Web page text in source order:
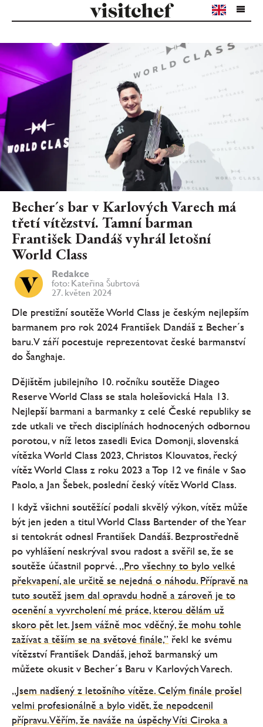
Becher´s bar v Karlových Varech má
třetí vítězství. Tamní barman
František Dandáš vyhrál letošní
World Class
Redakce
foto: Kateřina Šubrtová
27. květen 2024
Dle prestižní soutěže World Class je českým nejlepším
barmanem pro rok 2024 František Dandáš z Becher´s
baru. V září pocestuje reprezentovat české barmanství
do Šanghaje.
Dějištěm jubilejního 10. ročníku soutěže Diageo
Reserve World Class se stala holešovická Hala 13.
Nejlepší barmani a barmanky z celé České republiky se
zde utkali ve třech disciplínách hodnocených odbornou
porotou, v níž letos zasedli Evica Domonji, slovenská
vítězka World Class 2023, Christos Klouvatos, řecký
vítěz World Class z roku 2023 a Top 12 ve finále v Sao
Paolo, a Jan Šebek, poslední český vítěz World Class.
I když všichni soutěžící podali skvělý výkon, vítěz může
být jen jeden a titul World Class Bartender of the Year
si tentokrát odnesl František Dandáš. Bezprostředně
po vyhlášení neskrýval svou radost a svěřil se, že se
soutěže účastnil poprvé. „Pro všechny to bylo velké
překvapení, ale určitě se nejedná o náhodu. Přípravě na
tuto soutěž jsem dal opravdu hodně a zároveň je to
ocenění a vyvrcholení mé práce, kterou dělám už
skoro pět let. Jsem vážně moc vděčný, že mohu tohle
zažívat a těším se na světové finále,” řekl ke svému
vítězství František Dandáš, jehož barmanský um
můžete okusit v Becher´s Baru v Karlových Varech.
„Jsem nadšený z letošního vítěze. Celým finále prošel
velmi profesionálně a bylo vidět, že nepodcenil
přípravu. Věřím, že naváže na úspěchy Víti Ciroka a